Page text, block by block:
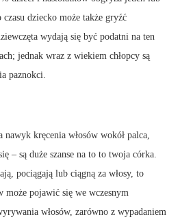
dziecko może także gryźć
wydają się być podatni na ten
jednak wraz z wiekiem chłopcy są
paznokci.
kręcenia włosów wokół palca,
– są duże szanse na to to twoja córka.
pociągają lub ciągną za włosy, to
może pojawić się we wczesnym
włosów, zarówno z wypadaniem